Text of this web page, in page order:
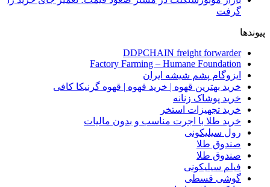
گرفت
پیوندها
DDPCHAIN freight forwarder
Factory Farming – Humane Foundation
ایزوگام پشم شیشه ایران
خرید بهترین قهوه | خرید قهوه | قهوه گرنیکا کافی
خرید پوشاک زنانه
خرید تجهیزات استخر
خرید طلا با اجرت مناسب و بدون مالیات
رول سیلیکونی
صندوق طلا
صندوق طلا
فیلم سیلیکونی
گوشی قسطی